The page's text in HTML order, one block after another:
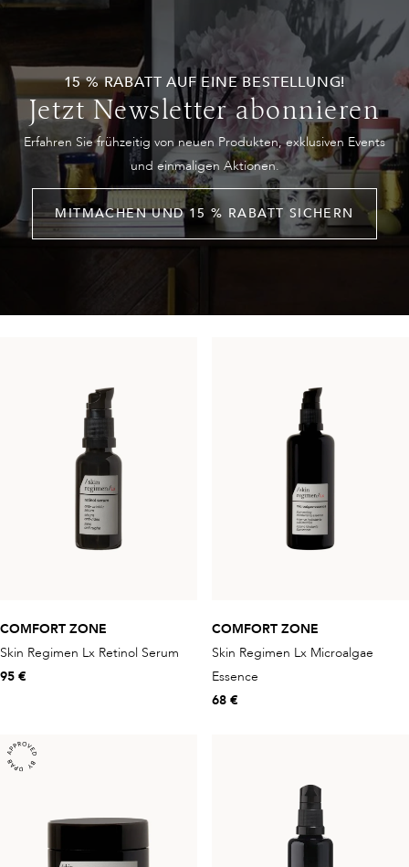
15 % RABATT AUF EINE BESTELLUNG!
Jetzt Newsletter abonnieren
Erfahren Sie frühzeitig von neuen Produkten, exklusiven Events
und einmaligen Aktionen.
MITMACHEN UND 15 % RABATT SICHERN
COMFORT ZONE
Skin Regimen Lx Retinol Serum
95 €
COMFORT ZONE
Skin Regimen Lx Microalgae
Essence
68 €